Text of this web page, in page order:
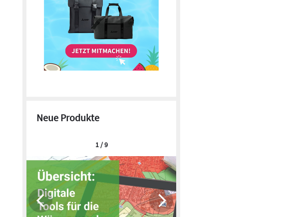
Neue Produkte
1 / 9